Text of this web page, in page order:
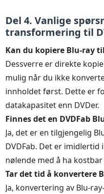
Del 4. Vanlige
transformering til
Kan du kopiere Blu-ray
Dessverre er direkte
mulig når du ikke
innholdet først. Dette er
datakapasitet enn DVDer.
Finnes det en DVDFab
Ja, det er en tilgjengelig
DVDFab. Det er
nølende med å ha
Tar det tid å konvertere
Ja, konvertering av Blu-